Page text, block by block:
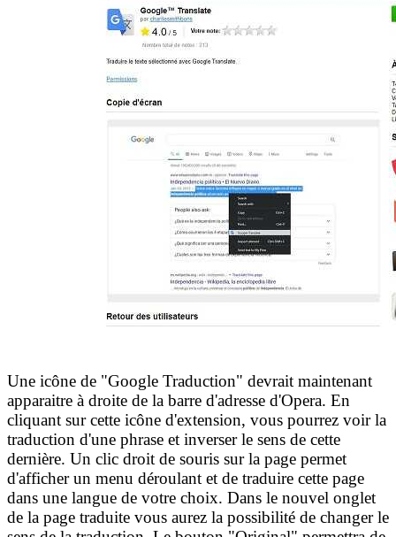
Une icône de "Google Traduction" devrait maintenant
apparaitre à droite de la barre d'adresse d'Opera. En
cliquant sur cette icône d'extension, vous pourrez voir la
traduction d'une phrase et inverser le sens de cette
dernière. Un clic droit de souris sur la page permet
d'afficher un menu déroulant et de traduire cette page
dans une langue de votre choix. Dans le nouvel onglet
de la page traduite vous aurez la possibilité de changer le